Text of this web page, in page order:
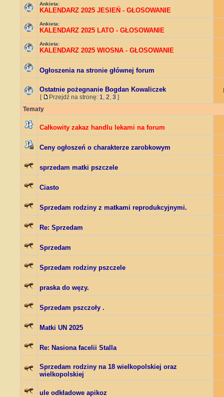
Ankieta:
KALENDARZ 2025 JESIEŃ - GŁOSOWANIE
Ankieta:
KALENDARZ 2025 LATO - GŁOSOWANIE
Ankieta:
KALENDARZ 2025 WIOSNA - GŁOSOWANIE
Ogłoszenia na stronie głównej forum
Ostatnie pożegnanie Bogdan Kowaliczek
[ Przejdź na stronę: 1, 2, 3 ]
Tematy
Całkowity zakaz handlu lekami na forum
Ceny ogłoszeń o charakterze zarobkowym
sprzedam matki pszczele
Ciasto
Sprzedam rodziny z matkami reprodukcyjnymi.
Re: Sprzedam
Sprzedam
Sprzedam rodziny pszczele
praska do węzy.
Sprzedam pszczoły .
Matki UN 2025
Re: Nasiona facelii Stalla
Sprzedam rodziny na 18 wielkopolskiej oraz
wielkopolskiej
ule odkładowe apikoz